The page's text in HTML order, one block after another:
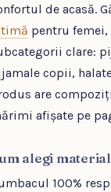
de acasă.
pentru
clare:
copii,
are
afișate pe
alegi
100%